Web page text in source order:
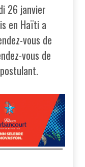
26 janvier
en Haïti a
vous de
vous de